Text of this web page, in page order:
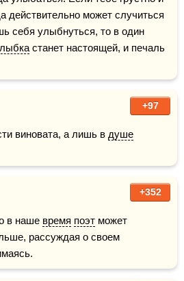
действительно может случиться
себя улыбнуться, то в один
станет настоящей, и печаль
+97
виновата, а лишь в душе
+352
в наше время поэт может